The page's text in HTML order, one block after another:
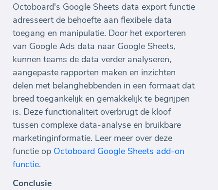
Octoboard's Google Sheets data export functie
adresseert de behoefte aan flexibele data
toegang en manipulatie. Door het exporteren
van Google Ads data naar Google Sheets,
kunnen teams de data verder analyseren,
aangepaste rapporten maken en inzichten
delen met belanghebbenden in een formaat dat
breed toegankelijk en gemakkelijk te begrijpen
is. Deze functionaliteit overbrugt de kloof
tussen complexe data-analyse en bruikbare
marketinginformatie. Leer meer over deze
functie op Octoboard Google Sheets add-on
functie.
Conclusie